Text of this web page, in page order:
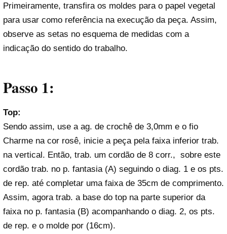
Primeiramente, transfira os moldes para o papel vegetal
para usar como referência na execução da peça. Assim,
observe as setas no esquema de medidas com a
indicação do sentido do trabalho.
Passo 1:
Top:
Sendo assim, use a ag. de crochê de 3,0mm e o fio
Charme na cor rosê, inicie a peça pela faixa inferior trab.
na vertical. Então, trab. um cordão de 8 corr., sobre este
cordão trab. no p. fantasia (A) seguindo o diag. 1 e os pts.
de rep. até completar uma faixa de 35cm de comprimento.
Assim, agora trab. a base do top na parte superior da
faixa no p. fantasia (B) acompanhando o diag. 2, os pts.
de rep. e o molde por (16cm).